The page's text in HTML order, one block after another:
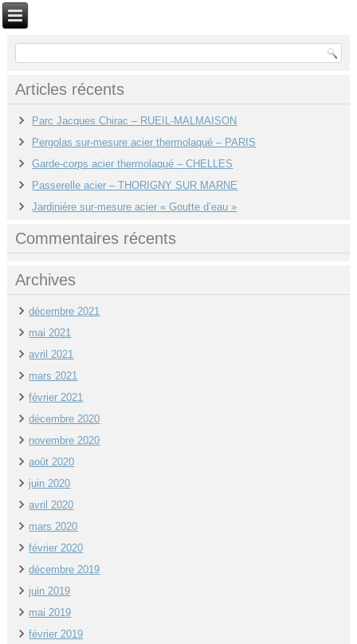
Articles récents
Parc Jacques Chirac – RUEIL-MALMAISON
Pergolas sur-mesure acier thermolaqué – PARIS
Garde-corps acier thermolaqué – CHELLES
Passerelle acier – THORIGNY SUR MARNE
Jardinière sur-mesure acier « Goutte d’eau »
Commentaires récents
Archives
décembre 2021
mai 2021
avril 2021
mars 2021
février 2021
décembre 2020
novembre 2020
août 2020
juin 2020
avril 2020
mars 2020
février 2020
décembre 2019
juin 2019
mai 2019
février 2019